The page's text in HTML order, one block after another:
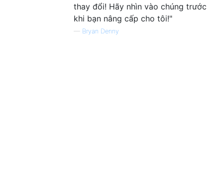
thay đổi! Hãy nhìn vào chúng trước
khi bạn nâng cấp cho tôi!"
— Bryan Denny